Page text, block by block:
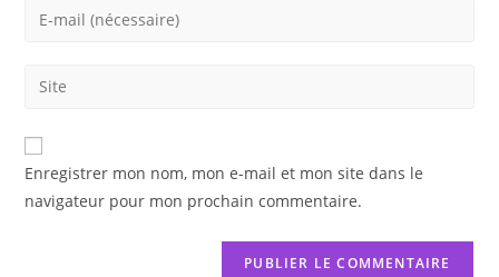
Enter
address
comment
Saisir
de
votre
(facultatif)
Enregistrer mon nom, mon e-mail et mon site dans le
navigateur pour mon prochain commentaire.